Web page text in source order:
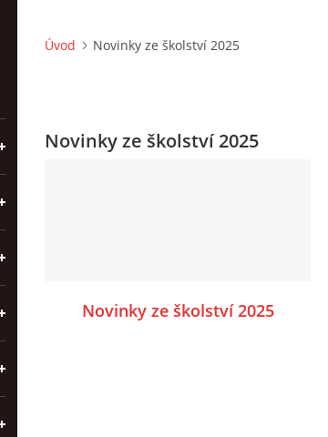
Úvod Novinky ze školství 2025
Novinky ze školství 2025
Novinky ze školství 2025